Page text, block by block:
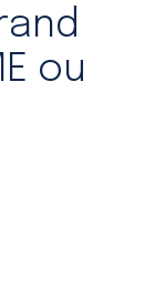
ou